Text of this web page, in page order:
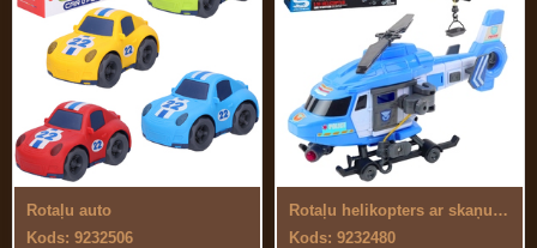
Rotaļu auto
Kods: 9232506
Rotaļu helikopters ar skaņu un gaismu
Kods: 9232480